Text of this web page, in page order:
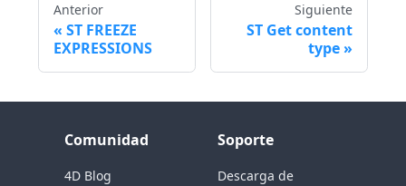
Anterior
ST FREEZE
EXPRESSIONS
Siguiente
ST Get content
type
Comunidad
4D Blog
Soporte
Descarga de